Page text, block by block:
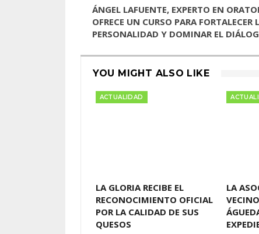
ÁNGEL LAFUENTE, EXPERTO EN
OFRECE UN CURSO PARA FORTALECER
PERSONALIDAD Y DOMINAR EL
YOU MIGHT ALSO LIKE
ACTUALIDAD
LA GLORIA RECIBE EL
RECONOCIMIENTO OFICIAL
POR LA CALIDAD DE SUS
QUESOS
LA